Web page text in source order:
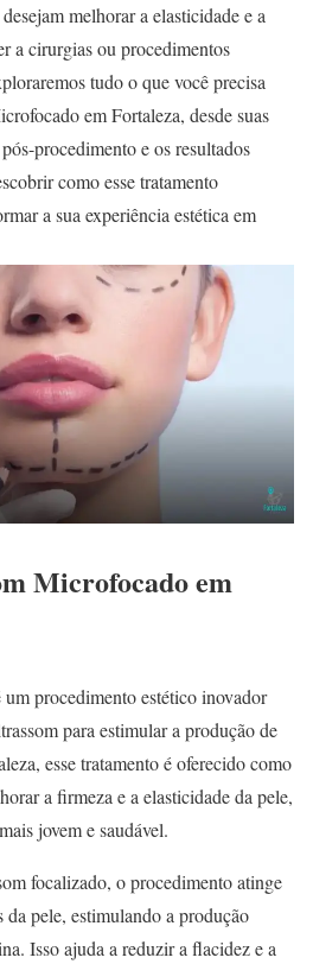
melhorar a elasticidade e a
a cirurgias ou procedimentos
tudo o que você precisa
em Fortaleza, desde suas
procedimento e os resultados
como esse tratamento
a sua experiência estética em
Microfocado em
procedimento estético inovador
para estimular a produção de
esse tratamento é oferecido como
a firmeza e a elasticidade da pele,
jovem e saudável.
focalizado, o procedimento atinge
da pele, estimulando a produção
Isso ajuda a reduzir a flacidez e a